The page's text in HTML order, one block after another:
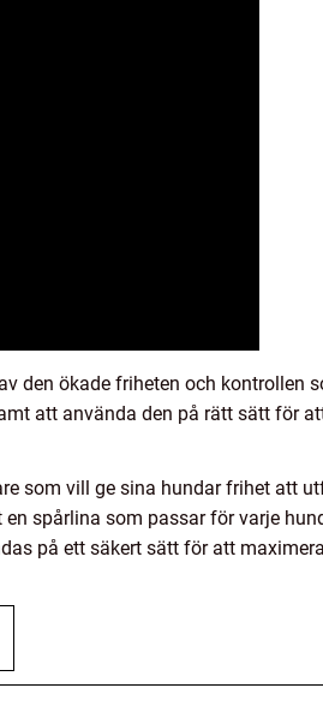
den ökade friheten och kontrollen
att använda den på rätt sätt för
som vill ge sina hundar frihet att
spårlina som passar för varje
på ett säkert sätt för att